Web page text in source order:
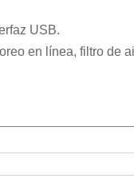
USB.
en línea, filtro de